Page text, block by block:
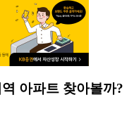
아파트 찾아볼까?